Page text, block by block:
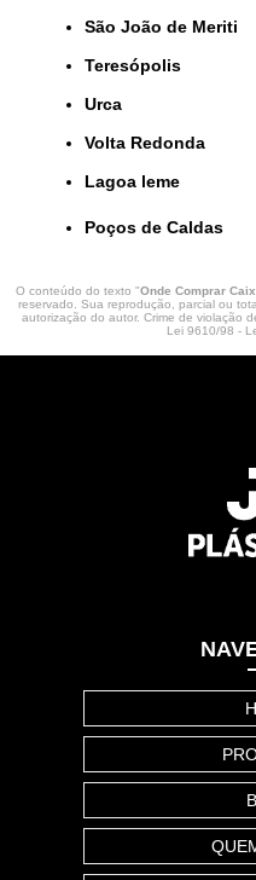
São João de Meriti
Teresópolis
Urca
Volta Redonda
lagoa leme
Poços de Caldas
O conteúdo do texto "Onde Comprar
reservado. Sua reprodução, parcial ou
autorização do autor. Crime de violação
Lei 9610/98 -